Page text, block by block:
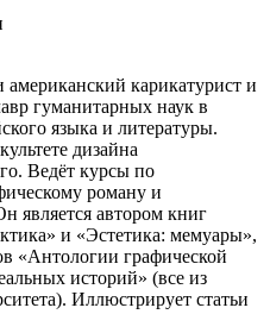
карикатурист и
гуманитарных наук в
языка и литературы.
дизайна
Ведёт курсы по
роману и
является автором книг
и «Эстетика: мемуары»,
«Антологии графической
историй» (все из
Иллюстрирует статьи